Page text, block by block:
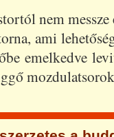
nem
ami
emelkedve